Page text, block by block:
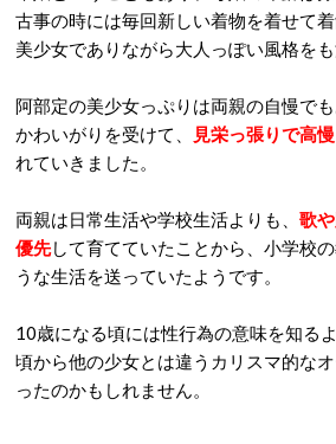
古事の時には毎回新しい着物を着せて
美少女でありながら大人っぽい風格をも
阿部定の美少女っぷりは両親の自慢で
かわいがりを受けて、
見栄っ張りで高慢
れていきました。
両親は日常生活や学校生活よりも、 歌
優先して育てていたことから、小学校
うな生活を送っていたようです。
10歳になる頃には性行為の意味を知る
頃から他の少女とは違うカリスマ的な
ったのかもしれません。